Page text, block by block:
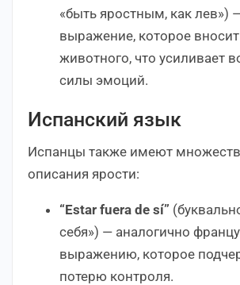
«быть яростным, как лев»)
выражение, которое
животного, что усиливает
силы эмоций.
Испанский язык
Испанцы также имеют
описания ярости:
“Estar fuera de sí”
себя») — аналогично
выражению, которое
потерю контроля.